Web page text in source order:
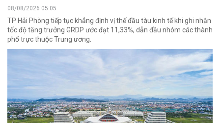
08/08/2026 05:05
TP Hải Phòng tiếp tục khẳng định vị thế đầu tàu kinh tế khi ghi nhận
tốc độ tăng trưởng GRDP ước đạt 11,33%, dẫn đầu nhóm các thành
phố trực thuộc Trung ương.